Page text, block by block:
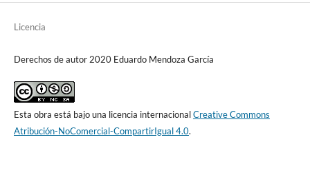
Licencia
Derechos de autor 2020 Eduardo Mendoza García
Esta obra está bajo una licencia internacionalCreative Commons
Atribución-NoComercial-CompartirIgual 4.0.